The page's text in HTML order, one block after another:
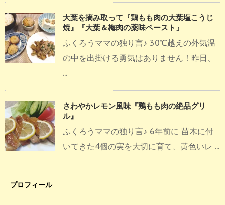
大葉を摘み取って『鶏もも肉の大葉塩こうじ
焼』『大葉＆梅肉の薬味ペースト』
ふくろうママの独り言♪ 30℃越えの外気温
の中を出掛ける勇気はありません！昨日、
...
さわやかレモン風味『鶏もも肉の絶品グリ
ル』
ふくろうママの独り言♪ 6年前に 苗木に付
いてきた4個の実を大切に育て、黄色いレ ...
プロフィール